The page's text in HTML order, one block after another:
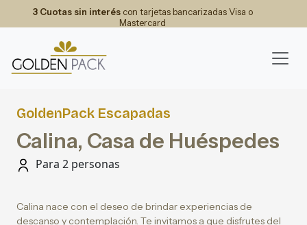
3 Cuotas sin interéscon tarjetas bancarizadas Visa o
Mastercard
GoldenPack Escapadas
Calina, Casa de Huéspedes
Para 2 personas
Calina nace con el deseo de brindar experiencias de
descanso y contemplación. Te invitamos a que disfrutes del